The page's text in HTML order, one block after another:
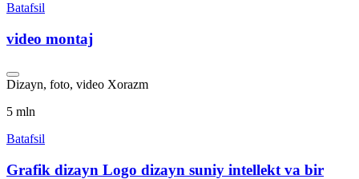
Batafsil
video montaj
Dizayn, foto, video Xorazm
5 mln
Batafsil
Grafik dizayn Logo dizayn suniy intellekt va bir